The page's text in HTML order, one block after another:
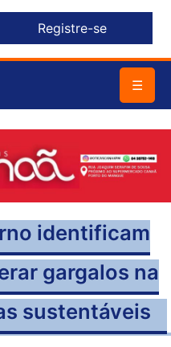
Registre-se
☰
identificam
gargalos na
sustentáveis